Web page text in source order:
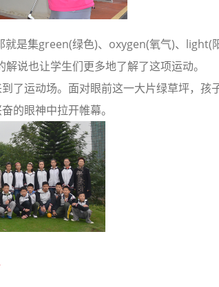
绿色)、oxygen(氧气)、light(阳光)‏、foot（步履）为一体
说也让学生们更多地了解了这项运动。
了运动场。面对眼前这一大片绿草坪，孩
的眼神中拉开帷幕。